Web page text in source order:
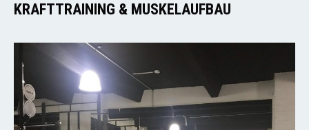
KRAFTTRAINING & MUSKELAUFBAU